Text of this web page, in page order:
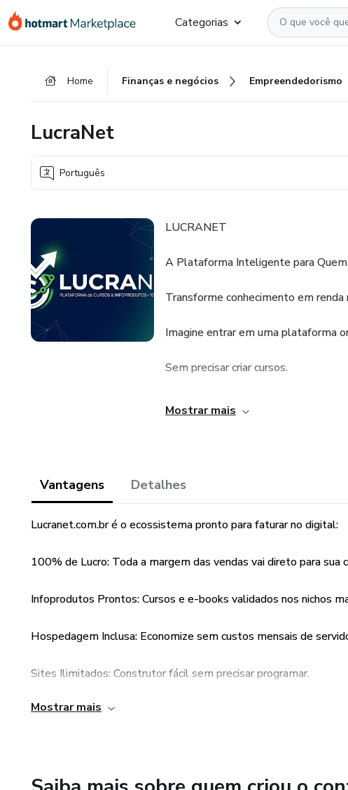
para
para
para
Categorias
Home Finanças e negócios Empreendedorismo
LucraNet
Português
LUCRANET
A Plataforma Inteligente para
Transforme conhecimento em renda
Imagine entrar em uma plataforma
Sem precisar criar cursos.
Sem produzir e-books.
Sem entender de programação.
altamente lucrativo, mesmo
Aqui, você não compra apenas acesso
Você adquire uma verdadeira fábrica
Mostrar mais
Vantagens Detalhes
Lucranet.com.br é o ecossistema pronto para faturar no digital:
100% de Lucro: Toda a margem das vendas vai direto para sua
Infoprodutos Prontos: Cursos e e-books validados nos nichos
Hospedagem Inclusa: Economize sem custos mensais de
Sites Ilimitados: Construtor fácil sem precisar programar.
Domínios Próprios: Conecte quantos quiser ou use subdomínios
Mostrar mais